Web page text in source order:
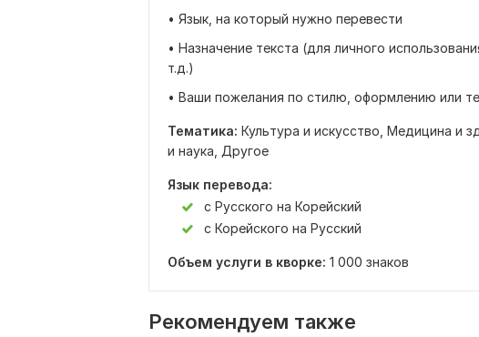
• Язык, на который нужно перевести
• Назначение текста (для личного
т.д.)
• Ваши пожелания по стилю, оформлению или
Тематика: Культура и искусство, Медицина и
и наука, Другое
Язык перевода:
с Русского на Корейский
с Корейского на Русский
Объем услуги в кворке: 1 000 знаков
Рекомендуем также